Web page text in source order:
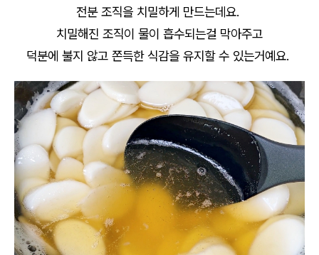
전분 조직을 치밀하게 만드는데요.
치밀해진 조직이 물이 흡수되는걸 막아주고
덕분에 불지 않고 쫀득한 식감을 유지할 수 있는거예요.